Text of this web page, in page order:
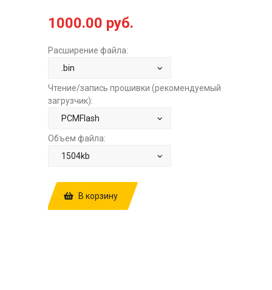
1000.00 руб.
Расширение файла:
Чтение/запись прошивки (рекомендуемый
загрузчик):
Объем файла:
В корзину